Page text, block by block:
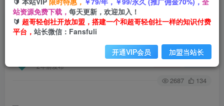
（6853期）最新引流同行拼车群合伙拼车找博主
日引百人新玩法
2年前发布
关注 私信
2687 134
站资源免费下载， 每天更新，欢迎加入！
🔰 超哥轻创社开放加盟，搭建一个和超哥轻创社一样的知识付费
平台， 站长微信：Fansfuli
开通VIP会员 加盟当站长